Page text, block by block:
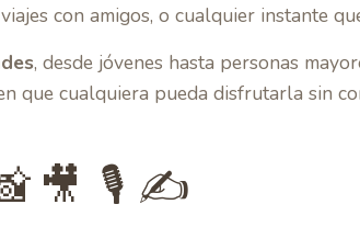
con amigos, o cualquier instante
, desde jóvenes hasta personas
que cualquiera pueda disfrutarla sin
🎥 🎙️ ✍️